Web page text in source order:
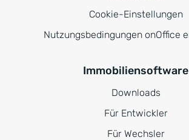
Cookie-Einstellungen
Nutzungsbedingungen onOffice
Immobiliensoftware
Downloads
Für Entwickler
Für Wechsler